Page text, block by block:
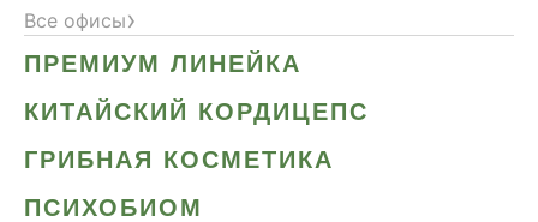
Все офисы›
ПРЕМИУМ ЛИНЕЙКА
КИТАЙСКИЙ КОРДИЦЕПС
ГРИБНАЯ КОСМЕТИКА
ПСИХОБИОМ